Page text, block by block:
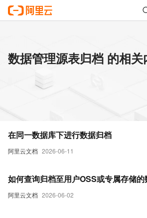
数据管理源表归档 的相关
阿里云文档 2026-06-11
在同一数据库下进行数据归档
阿里云文档 2026-06-02
如何查询归档至用户OSS或专属存储的